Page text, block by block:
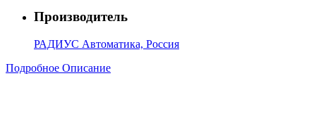
Производитель
РАДИУС Автоматика, Россия
Подробное Описание